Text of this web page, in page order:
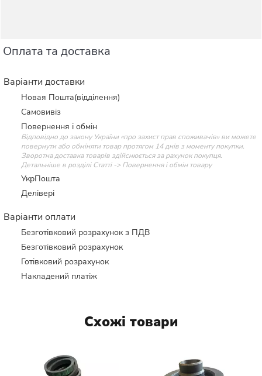
Оплата та доставка
Варіанти доставки
Новая Пошта(відділення)
Самовивіз
Повернення і обмін
Відповідно до закону України «про захист прав споживачів» ви можете
повернути або обміняти товар протягом 14 днів з моменту покупки.
Зворотна доставка товарів здійснюється за рахунок покупця.
Детальніше в розділі Статті -> Повернення і обмін товару
УкрПошта
Делівері
Варіанти оплати
Безготівковий розрахунок з ПДВ
Безготівковий розрахунок
Готівковий розрахунок
Накладений платіж
Схожі товари